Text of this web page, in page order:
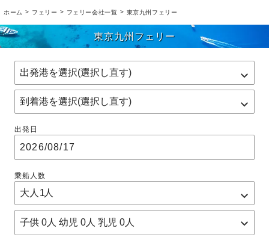
ホーム > フェリー > フェリー会社一覧 > 東京九州フェリー
東京九州フェリー
出発日
乗船人数
子供 0人 幼児 0人 乳児 0人